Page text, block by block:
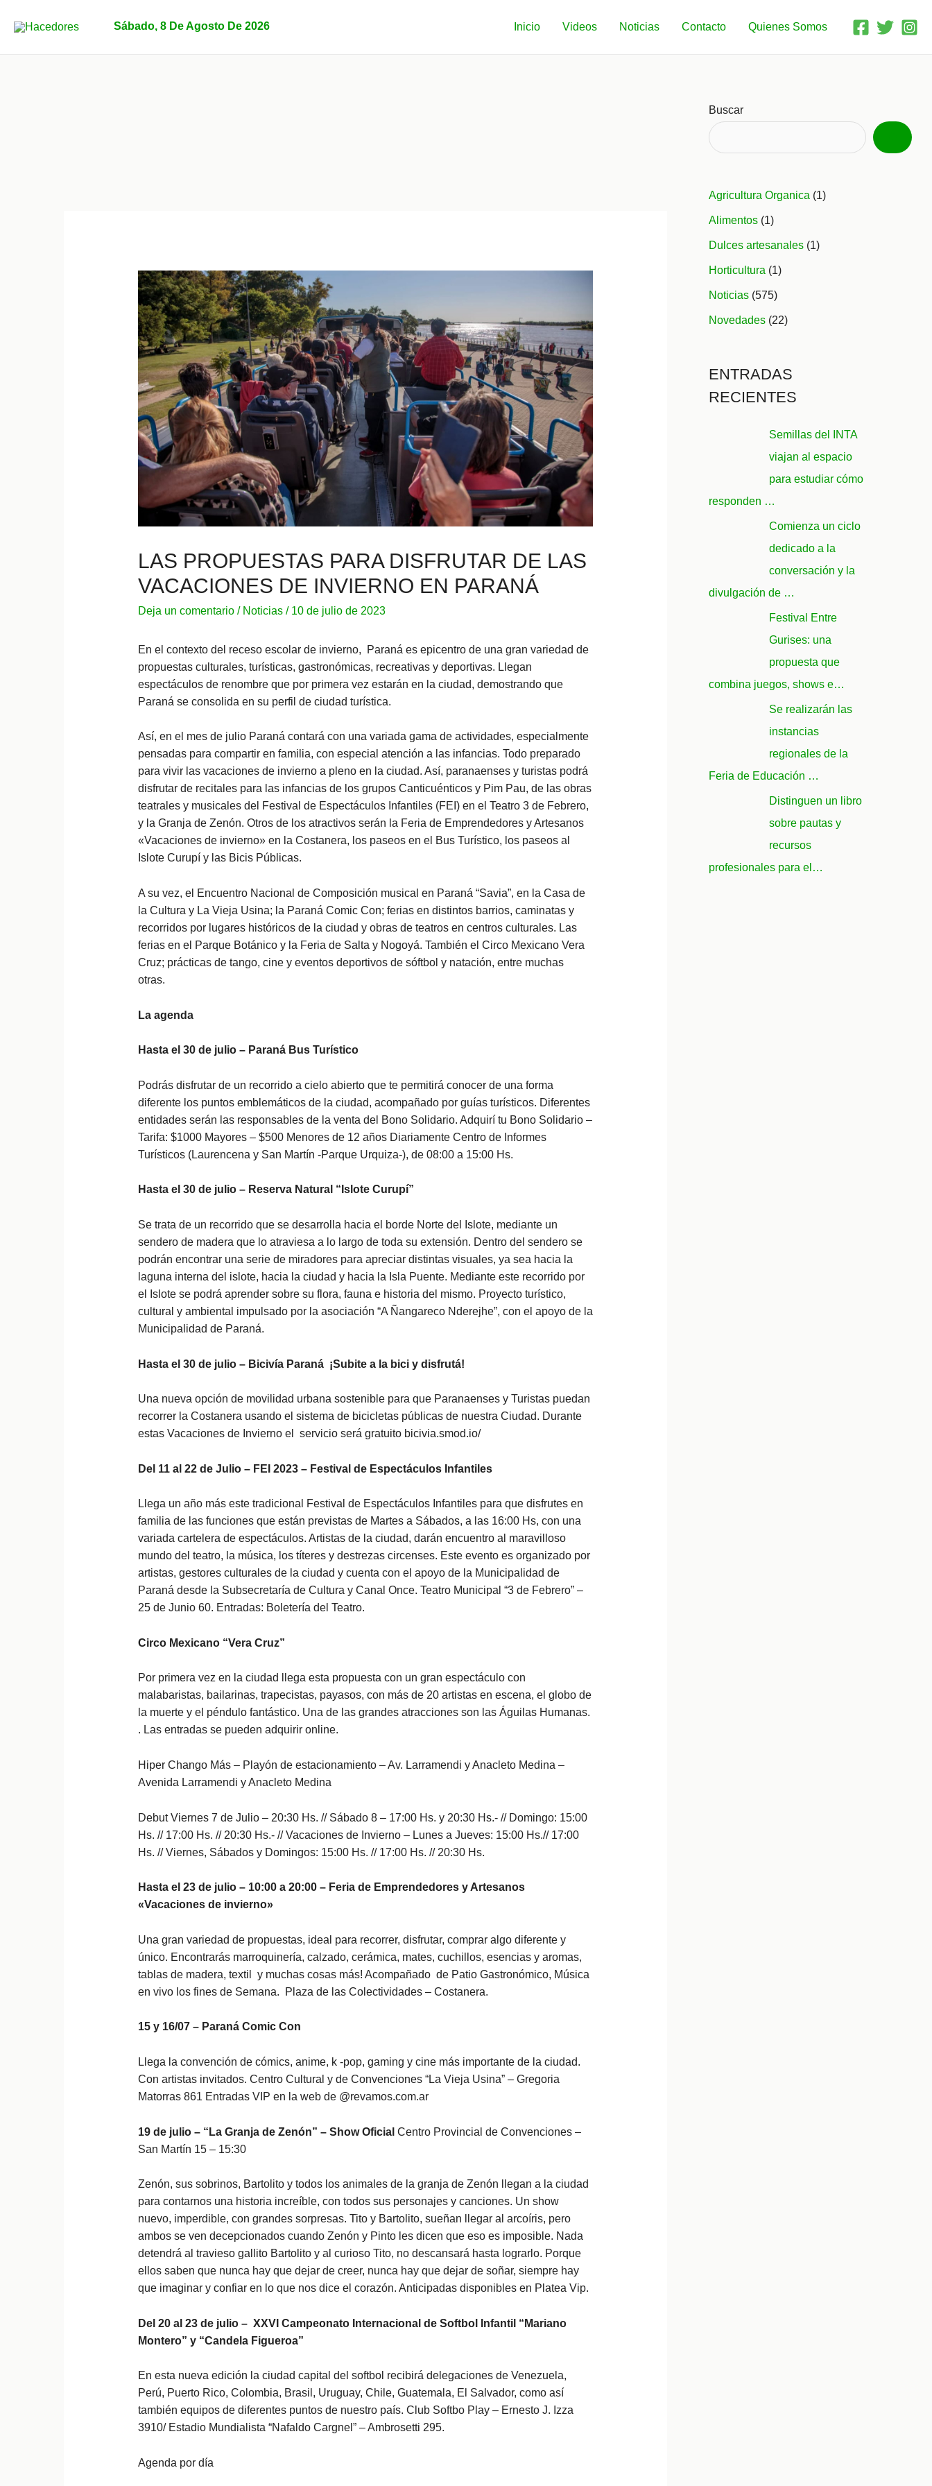
Sábado, 8 De Agosto De 2026 Inicio Videos Noticias Contacto Quienes Somos
LAS PROPUESTAS PARA DISFRUTAR DE LAS
VACACIONES DE INVIERNO EN PARANÁ
Deja un comentario / Noticias/ 10 de julio de 2023
En el contexto del receso escolar de invierno, Paraná es epicentro de una gran variedad de
propuestas culturales, turísticas, gastronómicas, recreativas y deportivas. Llegan
espectáculos de renombre que por primera vez estarán en la ciudad, demostrando que
Paraná se consolida en su perfil de ciudad turística.
Así, en el mes de julio Paraná contará con una variada gama de actividades, especialmente
pensadas para compartir en familia, con especial atención a las infancias. Todo preparado
para vivir las vacaciones de invierno a pleno en la ciudad. Así, paranaenses y turistas podrá
disfrutar de recitales para las infancias de los grupos Canticuénticos y Pim Pau, de las obras
teatrales y musicales del Festival de Espectáculos Infantiles (FEI) en el Teatro 3 de Febrero,
y la Granja de Zenón. Otros de los atractivos serán la Feria de Emprendedores y Artesanos
«Vacaciones de invierno» en la Costanera, los paseos en el Bus Turístico, los paseos al
Islote Curupí y las Bicis Públicas.
A su vez, el Encuentro Nacional de Composición musical en Paraná “Savia”, en la Casa de
la Cultura y La Vieja Usina; la Paraná Comic Con; ferias en distintos barrios, caminatas y
recorridos por lugares históricos de la ciudad y obras de teatros en centros culturales. Las
ferias en el Parque Botánico y la Feria de Salta y Nogoyá. También el Circo Mexicano Vera
Cruz; prácticas de tango, cine y eventos deportivos de sóftbol y natación, entre muchas
otras.
La agenda
Hasta el 30 de julio – Paraná Bus Turístico
Podrás disfrutar de un recorrido a cielo abierto que te permitirá conocer de una forma
diferente los puntos emblemáticos de la ciudad, acompañado por guías turísticos. Diferentes
entidades serán las responsables de la venta del Bono Solidario. Adquirí tu Bono Solidario –
Tarifa: $1000 Mayores – $500 Menores de 12 años Diariamente Centro de Informes
Turísticos (Laurencena y San Martín -Parque Urquiza-), de 08:00 a 15:00 Hs.
Hasta el 30 de julio – Reserva Natural “Islote Curupí”
Se trata de un recorrido que se desarrolla hacia el borde Norte del Islote, mediante un
sendero de madera que lo atraviesa a lo largo de toda su extensión. Dentro del sendero se
podrán encontrar una serie de miradores para apreciar distintas visuales, ya sea hacia la
laguna interna del islote, hacia la ciudad y hacia la Isla Puente. Mediante este recorrido por
el Islote se podrá aprender sobre su flora, fauna e historia del mismo. Proyecto turístico,
cultural y ambiental impulsado por la asociación “A Ñangareco Nderejhe”, con el apoyo de la
Municipalidad de Paraná.
Hasta el 30 de julio – Bicivía Paraná ¡Subite a la bici y disfrutá!
Una nueva opción de movilidad urbana sostenible para que Paranaenses y Turistas puedan
recorrer la Costanera usando el sistema de bicicletas públicas de nuestra Ciudad. Durante
estas Vacaciones de Invierno el servicio será gratuito bicivia.smod.io/
Del 11 al 22 de Julio – FEI 2023 – Festival de Espectáculos Infantiles
Llega un año más este tradicional Festival de Espectáculos Infantiles para que disfrutes en
familia de las funciones que están previstas de Martes a Sábados, a las 16:00 Hs, con una
variada cartelera de espectáculos. Artistas de la ciudad, darán encuentro al maravilloso
mundo del teatro, la música, los títeres y destrezas circenses. Este evento es organizado por
artistas, gestores culturales de la ciudad y cuenta con el apoyo de la Municipalidad de
Paraná desde la Subsecretaría de Cultura y Canal Once. Teatro Municipal “3 de Febrero” –
25 de Junio 60. Entradas: Boletería del Teatro.
Circo Mexicano “Vera Cruz”
Por primera vez en la ciudad llega esta propuesta con un gran espectáculo con
malabaristas, bailarinas, trapecistas, payasos, con más de 20 artistas en escena, el globo de
la muerte y el péndulo fantástico. Una de las grandes atracciones son las Águilas Humanas.
. Las entradas se pueden adquirir online.
Hiper Chango Más – Playón de estacionamiento – Av. Larramendi y Anacleto Medina –
Avenida Larramendi y Anacleto Medina
Debut Viernes 7 de Julio – 20:30 Hs. // Sábado 8 – 17:00 Hs. y 20:30 Hs.- // Domingo: 15:00
Hs. // 17:00 Hs. // 20:30 Hs.- // Vacaciones de Invierno – Lunes a Jueves: 15:00 Hs.// 17:00
Hs. // Viernes, Sábados y Domingos: 15:00 Hs. // 17:00 Hs. // 20:30 Hs.
Hasta el 23 de julio – 10:00 a 20:00 – Feria de Emprendedores y Artesanos
«Vacaciones de invierno»
Una gran variedad de propuestas, ideal para recorrer, disfrutar, comprar algo diferente y
único. Encontrarás marroquinería, calzado, cerámica, mates, cuchillos, esencias y aromas,
tablas de madera, textil y muchas cosas más! Acompañado de Patio Gastronómico, Música
en vivo los fines de Semana. Plaza de las Colectividades – Costanera.
15 y 16/07 – Paraná Comic Con
Llega la convención de cómics, anime, k -pop, gaming y cine más importante de la ciudad.
Con artistas invitados. Centro Cultural y de Convenciones “La Vieja Usina” – Gregoria
Matorras 861 Entradas VIP en la web de @revamos.com.ar
19 de julio – “La Granja de Zenón” – Show Oficial Centro Provincial de Convenciones –
San Martín 15 – 15:30
Zenón, sus sobrinos, Bartolito y todos los animales de la granja de Zenón llegan a la ciudad
para contarnos una historia increíble, con todos sus personajes y canciones. Un show
nuevo, imperdible, con grandes sorpresas. Tito y Bartolito, sueñan llegar al arcoíris, pero
ambos se ven decepcionados cuando Zenón y Pinto les dicen que eso es imposible. Nada
detendrá al travieso gallito Bartolito y al curioso Tito, no descansará hasta lograrlo. Porque
ellos saben que nunca hay que dejar de creer, nunca hay que dejar de soñar, siempre hay
que imaginar y confiar en lo que nos dice el corazón. Anticipadas disponibles en Platea Vip.
Del 20 al 23 de julio – XXVI Campeonato Internacional de Softbol Infantil “Mariano
Montero” y “Candela Figueroa”
En esta nueva edición la ciudad capital del softbol recibirá delegaciones de Venezuela,
Perú, Puerto Rico, Colombia, Brasil, Uruguay, Chile, Guatemala, El Salvador, como así
también equipos de diferentes puntos de nuestro país. Club Softbo Play – Ernesto J. Izza
3910/ Estadio Mundialista “Nafaldo Cargnel” – Ambrosetti 295.
Agenda por día
Buscar
Agricultura Organica (1)
Alimentos (1)
Dulces artesanales (1)
Horticultura (1)
Noticias (575)
Novedades (22)
ENTRADAS
RECIENTES
Semillas del INTA
viajan al espacio
para estudiar cómo
responden …
Comienza un ciclo
dedicado a la
conversación y la
divulgación de …
Festival Entre
Gurises: una
propuesta que
combina juegos, shows e…
Se realizarán las
instancias
regionales de la
Feria de Educación …
Distinguen un libro
sobre pautas y
recursos
profesionales para el…